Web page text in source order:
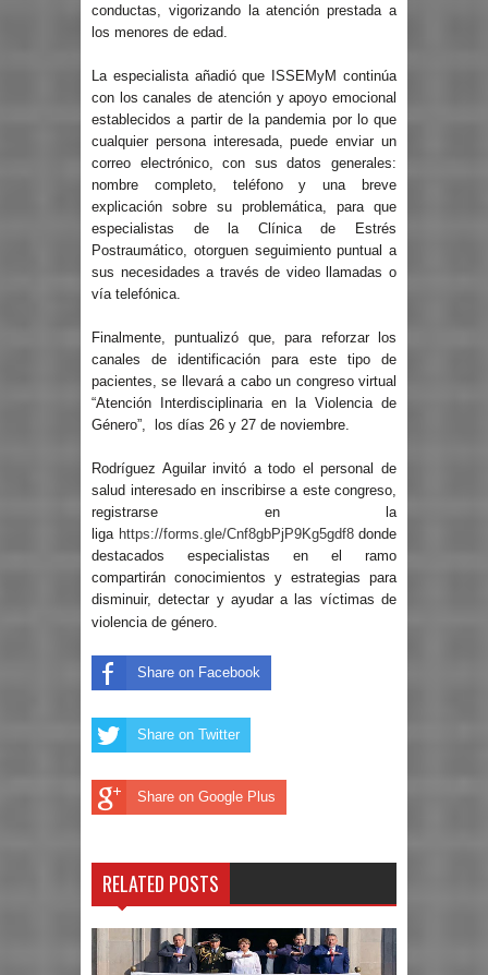
conductas, vigorizando la atención prestada a
los menores de edad.
La especialista añadió que ISSEMyM continúa
con los canales de atención y apoyo emocional
establecidos a partir de la pandemia por lo que
cualquier persona interesada, puede enviar un
correo electrónico, con sus datos generales:
nombre completo, teléfono y una breve
explicación sobre su problemática, para que
especialistas de la Clínica de Estrés
Postraumático, otorguen seguimiento puntual a
sus necesidades a través de video llamadas o
vía telefónica.
Finalmente, puntualizó que, para reforzar los
canales de identificación para este tipo de
pacientes, se llevará a cabo un congreso virtual
“Atención Interdisciplinaria en la Violencia de
Género”, los días 26 y 27 de noviembre.
Rodríguez Aguilar invitó a todo el personal de
salud interesado en inscribirse a este congreso,
registrarse en la
liga https://forms.gle/Cnf8gbPjP9Kg5gdf8donde
destacados especialistas en el ramo
compartirán conocimientos y estrategias para
disminuir, detectar y ayudar a las víctimas de
violencia de género.
Share on Facebook
Share on Twitter
Share on Google Plus
RELATED POSTS